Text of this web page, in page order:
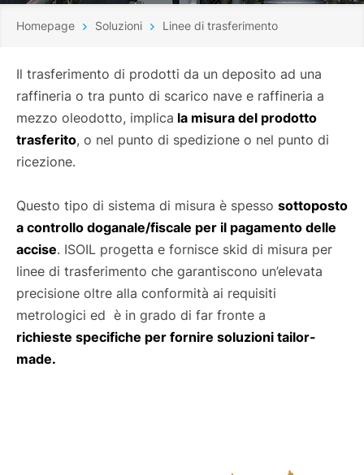
Homepage Soluzioni Linee di trasferimento
Il trasferimento di prodotti da un deposito ad una
raffineria o tra punto di scarico nave e raffineria a
mezzo oleodotto, implica la misura del prodotto
trasferito, o nel punto di spedizione o nel punto di
ricezione.
Questo tipo di sistema di misura è spesso sottoposto
a controllo doganale/fiscale per il pagamento delle
accise. ISOIL progetta e fornisce skid di misura per
linee di trasferimento che garantiscono un’elevata
precisione oltre alla conformità ai requisiti
metrologici ed è in grado di far fronte a
richieste specifiche per fornire soluzioni tailor-
made.